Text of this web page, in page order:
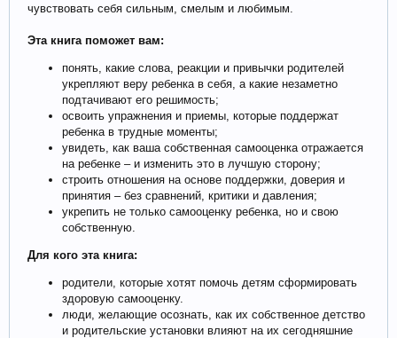
чувствовать себя сильным, смелым и любимым.
Эта книга поможет вам:
понять, какие слова, реакции и привычки родителей
укрепляют веру ребенка в себя, а какие незаметно
подтачивают его решимость;
освоить упражнения и приемы, которые поддержат
ребенка в трудные моменты;
увидеть, как ваша собственная самооценка отражается
на ребенке – и изменить это в лучшую сторону;
строить отношения на основе поддержки, доверия и
принятия – без сравнений, критики и давления;
укрепить не только самооценку ребенка, но и свою
собственную.
Для кого эта книга:
родители, которые хотят помочь детям сформировать
здоровую самооценку.
люди, желающие осознать, как их собственное детство
и родительские установки влияют на их сегодняшние